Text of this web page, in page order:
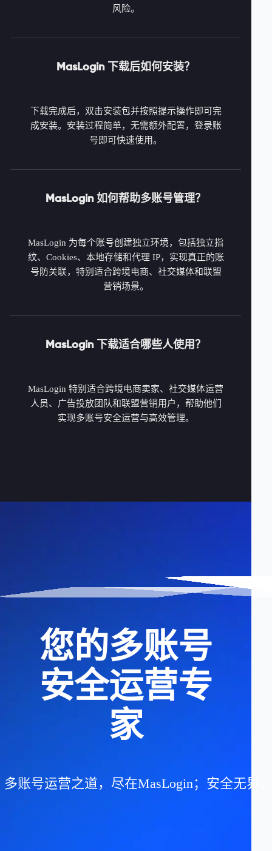
风险。
MasLogin 下载后如何安装？
下载完成后，双击安装包并按照提示操作即可完
成安装。安装过程简单，无需额外配置，登录账
号即可快速使用。
MasLogin 如何帮助多账号管理？
MasLogin 为每个账号创建独立环境，包括独立指
纹、Cookies、本地存储和代理 IP，实现真正的账
号防关联，特别适合跨境电商、社交媒体和联盟
营销场景。
MasLogin 下载适合哪些人使用？
MasLogin 特别适合跨境电商卖家、社交媒体运营
人员、广告投放团队和联盟营销用户，帮助他们
实现多账号安全运营与高效管理。
您的多账号
安全运营专
家
多账号运营之道，尽在MasLogin；安全无界